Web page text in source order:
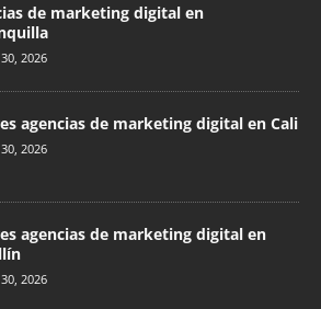
de marketing digital en
2026
agencias de marketing digital en Cali
2026
agencias de marketing digital en
2026